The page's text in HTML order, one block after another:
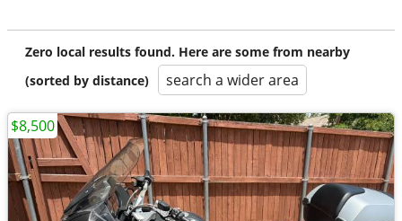
Zero local results found. Here are some from nearby
(sorted by distance)
search a wider area
$8,500